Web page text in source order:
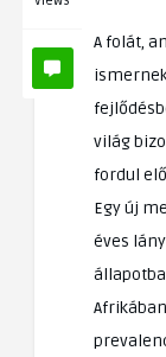
A folát,
világ
fordul
Egy új
éves